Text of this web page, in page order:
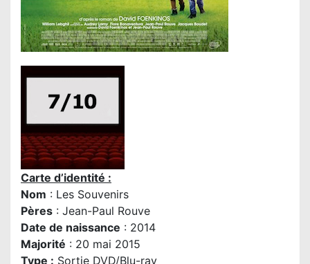
Carte d’identité :
Nom : Les Souvenirs
Pères : Jean-Paul Rouve
Date de naissance : 2014
Majorité : 20 mai 2015
Type : Sortie DVD/Blu-ray